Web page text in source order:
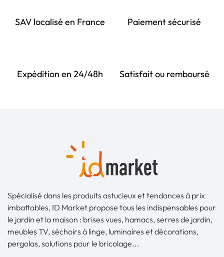
SAV localisé en France Paiement sécurisé
Expédition en 24/48h Satisfait ou remboursé
Spécialisé dans les produits astucieux et tendances à prix
imbattables, ID Market propose tous les indispensables pour
le jardin et la maison : brises vues, hamacs, serres de jardin,
meubles TV, séchoirs à linge, luminaires et décorations,
pergolas, solutions pour le bricolage...